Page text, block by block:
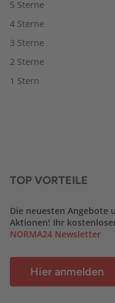
5 Sterne
4 Sterne
3 Sterne
2 Sterne
1 Stern
TOP VORTEILE
Die neuesten Angebote
Aktionen! Ihr
NORMA24 Newsletter
Hier anmelden